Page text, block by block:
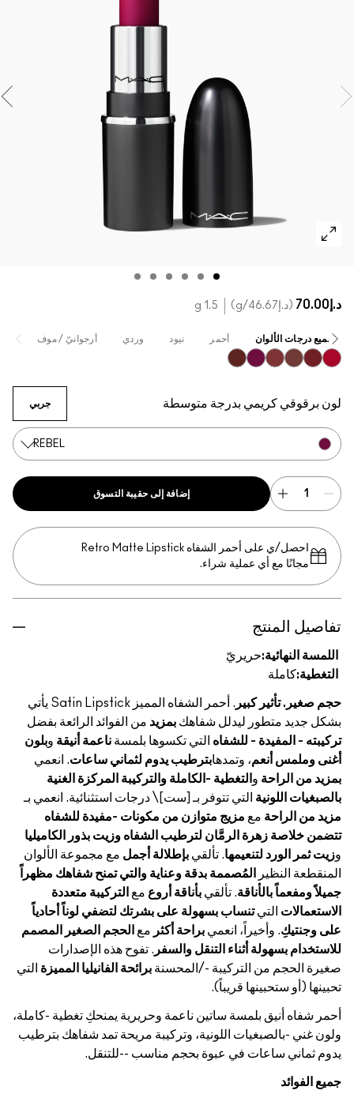
د.إ70.00 د.إ46.67 /g
1.5 g
جميع درجات الألوان أحمر نيود وردي أرجوانيّ / موف
لون برقوقي كريمي بدرجة متوسطة جربي
REBEL
إضافة إلى حقيبة التسوق
احصل/ي على أحمر الشفاه Retro Matte Lipstick
مجانًا مع أي عملية شراء.
تفاصيل المنتج
اللمسة النهائية:حريريّ
التغطية:كاملة
حجم صغير. تأثير كبير
. أحمر الشفاه المميز Satin Lipstick يأتي
بشكل جديد متطور ليدلل شفاهكبمزيدمن الفوائد الرائعة بفضل
تركيبته - المفيدة - للشفاهالتي تكسوها بلمسةناعمة أنيقةو بلون
أغنى وملمس أنعم، وتمدهابترطيب يدوم لثماني ساعات. انعمي
بمزيد من الراحةو التغطية -الكاملة والتركيبة المركزة الغنية
بالصبغيات اللونيةالتي تتوفر بـ [ست]\ درجات استثنائية. انعمي بـ
مزيد من الراحةمعمزيج متوازن من مكونات -مفيدة للشفاه
تتضمن خلاصة زهرة الرمَّان لترطيب الشفاه وزيت بذور الكاميليا
زيت ثمر الورد لتنعيمها. تألقي بإطلالة أجملمع مجموعة الألوان
المنقطعة النظيرالمُصممة بدقة وعناية والتي تمنح شفاهك مظهراً
جميلاً ومفعماً بالأناقة. تألقي بأناقة أروعمعالتركيبة متعددة
الاستعمالاتالتي تنساب بسهولة على بشرتك لتضفي لوناً أحادياً
على وجنتيكِ. وأخيراً، انعمي براحة أكثرمعالحجم الصغير المصمم
للاستخدام بسهولة أثناء التنقل والسفر. تفوح هذه الإصدارات
صغيرة الحجم من التركيبة -/المحسنةبرائحة الفانيليا المميزة التي
تحبينها (أو ستحبينها قريباً).
أحمر شفاه أنيق بلمسة ساتين ناعمة وحريرية يمنحكِ تغطية -كاملة،
ولون غني -بالصبغيات اللونية، وتركيبة مريحة تمد شفاهك بترطيب
يدوم ثماني ساعات في عبوة بحجم مناسب --للتنقل.
جميع الفوائد